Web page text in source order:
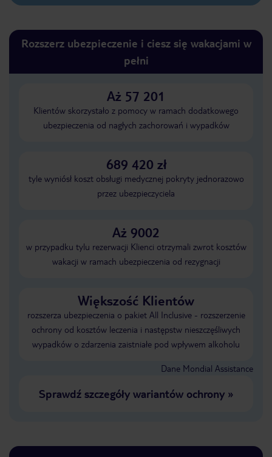
Rozszerz ubezpieczenie i ciesz się wakacjami w
pełni
Aż 57 201
Klientów skorzystało z pomocy w ramach dodatkowego
ubezpieczenia od nagłych zachorowań i wypadków
689 420 zł
tyle wyniósł koszt obsługi medycznej pokryty jednorazowo
przez ubezpieczyciela
Aż 9002
w przypadku tylu rezerwacji Klienci otrzymali zwrot kosztów
wakacji w ramach ubezpieczenia od rezygnacji
Większość Klientów
rozszerza ubezpieczenia o pakiet All Inclusive - rozszerzenie
ochrony od kosztów leczenia i następstw nieszczęśliwych
wypadków o zdarzenia zaistniałe pod wpływem alkoholu
Dane Mondial Assistance
Sprawdź szczegóły wariantów ochrony»